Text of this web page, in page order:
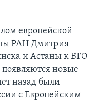
европейской
РАН Дмитрия
и Астаны к ВТО
новые
назад были
с Европейским